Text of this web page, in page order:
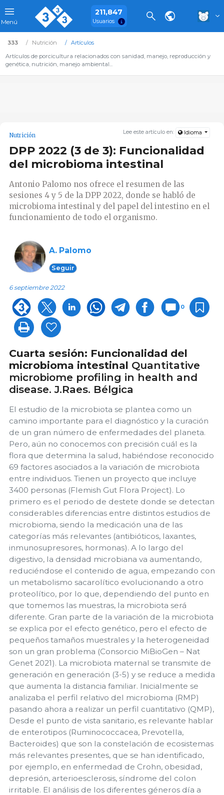
Menú
211,847
Usuarios
333 Nutrición
Artículos
Artículos de porcicultura relacionados con sanidad, manejo, reproducción y
genética, nutrición, manejo ambiental...
Lee este artículo en: Idioma
Nutrición
DPP 2022 (3 de 3): Funcionalidad
del microbioma intestinal
Antonio Palomo nos ofrece el resumen de las
sesiones 4 y 5 de la DPP 2022, donde se habló de
microbioma intestinal y del papel del intestino en el
funcionamiento de todo el organismo.
A. Palomo
Seguir
6 septiembre 2022
0
Cuarta sesión: Funcionalidad del
microbioma intestinal Quantitative
microbiome profiling in health and
disease. J.Raes. Bélgica
El estudio de la microbiota se plantea como un
camino importante para el diagnóstico y la curación
de un gran número de enfermedades del planeta.
Pero, aún no conocemos con precisión cuál es la
flora que determina la salud, habiéndose reconocido
69 factores asociados a la variación de microbiota
entre individuos. Tienen un proyecto que incluye
3400 personas (Flemish Gut Flora Project). Lo
primero es el periodo de destete donde se detectan
considerables diferencias entre distintos estudios de
microbioma, siendo la medicación una de las
categorías más relevantes (antibióticos, laxantes,
inmunosupresores, hormonas). A lo largo del
digestivo, la densidad microbiana va aumentando,
reduciéndose el contenido de agua, empezando con
un metabolismo sacarolítico evolucionando a otro
proteolítico, por lo que, dependiendo del punto en
que tomemos las muestras, la microbiota será
diferente. Gran parte de la variación de la microbiota
se explica por el efecto genético, pero el efecto de
pequeños tamaños muestrales y la heterogeneidad
son un gran problema (Consorcio MiBioGen – Nat
Genet 2021). La microbiota maternal se transmite de
generación en generación (3-5) y se reduce a medida
que aumenta la distancia familiar. Inicialmente se
analizaba el perfil relativo del microbioma (RMP)
pasando ahora a realizar un perfil cuantitativo (QMP),
Desde el punto de vista sanitario, es relevante hablar
de enterotipos (Ruminococcacea, Prevotella,
Bacteroides) que son la constelación de ecosistemas
más relevantes presentes, que se han identificado,
por ejemplo, en enfermedad de Crohn, obesidad,
depresión, arterioesclerosis, síndrome del colon
irritable. El análisis de los diferentes géneros día a